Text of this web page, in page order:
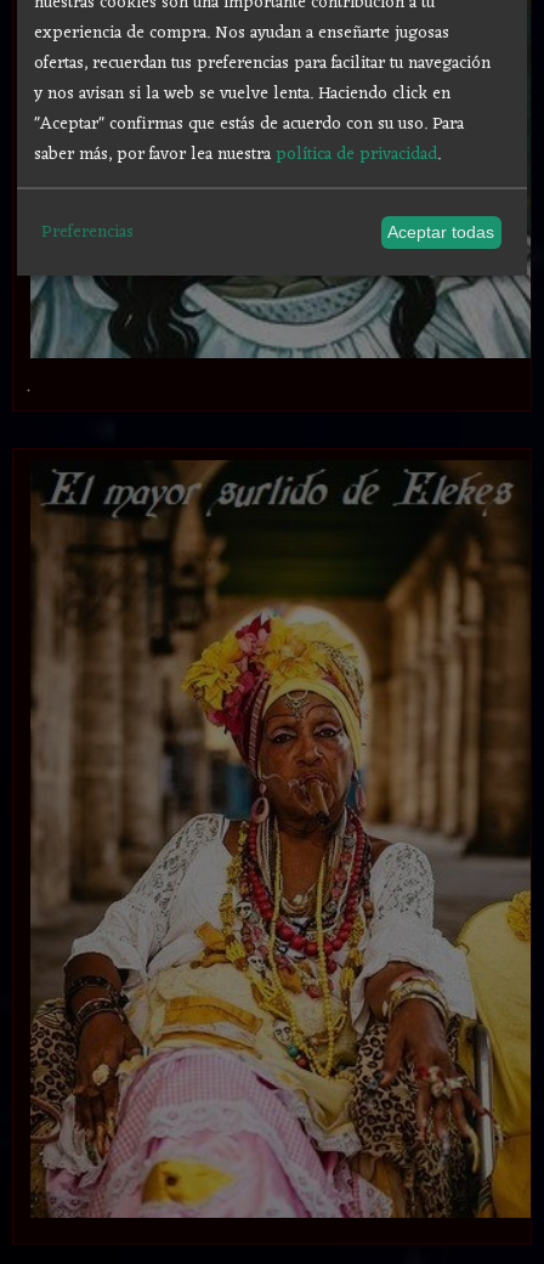
.
experiencia de compra. Nos ayudan a enseñarte jugosas
ofertas, recuerdan tus preferencias para facilitar tu navegación
y nos avisan si la web se vuelve lenta. Haciendo click en
"Aceptar" confirmas que estás de acuerdo con su uso.Para
saber más, por favor lea nuestrapolítica de privacidad.
Preferencias Aceptar todas